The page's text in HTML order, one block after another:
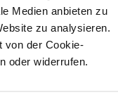
Medien anbieten zu
zu analysieren.
von der Cookie-
oder widerrufen.